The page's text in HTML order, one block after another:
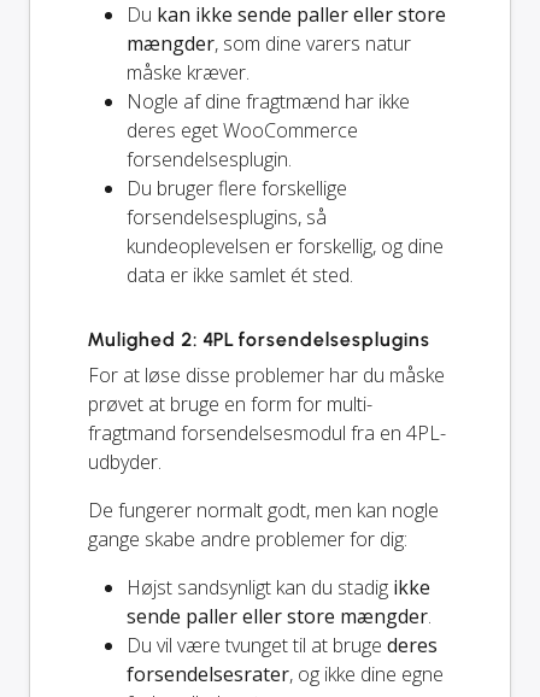
Du kan ikke sende paller eller store
mængder, som dine varers natur
måske kræver.
Nogle af dine fragtmænd har ikke
deres eget WooCommerce
forsendelsesplugin.
Du bruger flere forskellige
forsendelsesplugins, så
kundeoplevelsen er forskellig, og dine
data er ikke samlet ét sted.
Mulighed 2: 4PL forsendelsesplugins
For at løse disse problemer har du måske
prøvet at bruge en form for multi-
fragtmand forsendelsesmodul fra en 4PL-
udbyder.
De fungerer normalt godt, men kan nogle
gange skabe andre problemer for dig:
Højst sandsynligt kan du stadig ikke
sende paller eller store mængder.
Du vil være tvunget til at bruge deres
forsendelsesrater, og ikke dine egne